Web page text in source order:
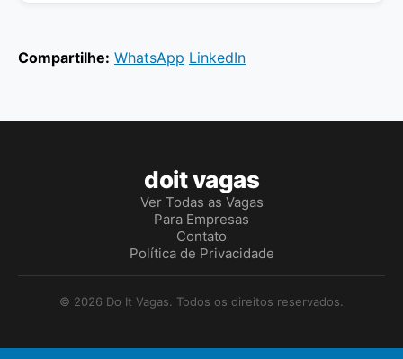
Compartilhe: WhatsApp LinkedIn
doit vagas
Ver Todas as Vagas
Para Empresas
Contato
Política de Privacidade
© 2026 Do It Vagas. Todos os direitos reservados.